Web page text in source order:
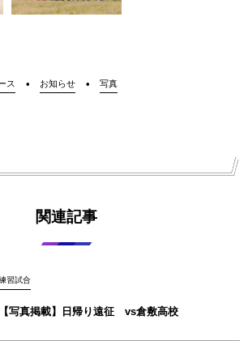
ス お知らせ 写真
関連記事
習試合
【写真掲載】日帰り遠征 vs倉敷高校